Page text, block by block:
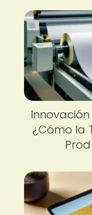
¿Cómo la